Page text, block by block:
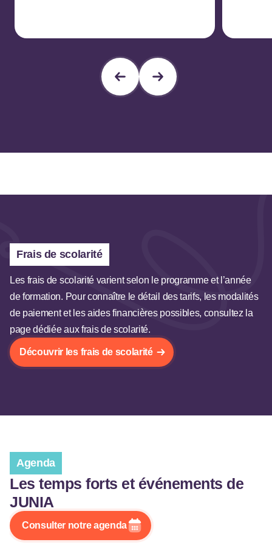
Frais de scolarité
Les frais de scolarité varient selon le programme et l’année
de formation. Pour connaître le détail des tarifs, les modalités
de paiement et les aides financières possibles, consultez la
page dédiée aux frais de scolarité.
Découvrir les frais de scolarité
Agenda
Les temps forts et événements de
JUNIA
Consulter notre agenda